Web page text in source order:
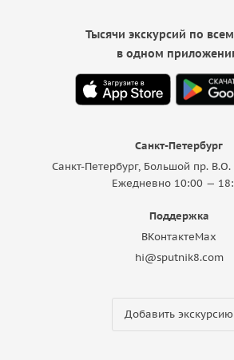
Санкт-Петербург
Санкт-Петербург, Большой пр.
Ежедневно 10:00 —
Поддержка
ВКонтактеMax
hi@sputnik8.com
Добавить экскурсию
Тысячи экскурсий по
в одном